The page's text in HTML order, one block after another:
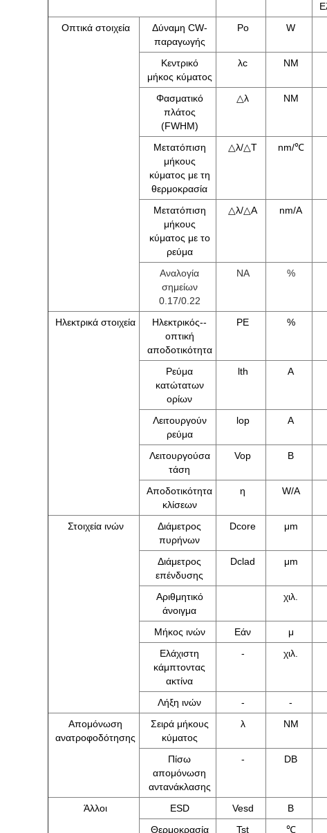
Οπτικά στοιχεία
Δύναμη CW-
παραγωγής
Po W
Κεντρικό
μήκος κύματος
λc NM
Φασματικό
πλάτος
(FWHM)
△λ NM
Μετατόπιση
μήκους
κύματος με τη
θερμοκρασία
△λ/△T nm/℃
Μετατόπιση
μήκους
κύματος με το
ρεύμα
△λ/△A nm/A
Αναλογία
σημείων
0.17/0.22
NA %
Ηλεκτρικά στοιχεία
Ηλεκτρικός--
οπτική
αποδοτικότητα
PE %
Ρεύμα
κατώτατων
ορίων
lth Α
Λειτουργούν
ρεύμα
lop Α
Λειτουργούσα
τάση
Vop Β
Αποδοτικότητα
κλίσεων
η W/A
Στοιχεία ινών
Διάμετρος
πυρήνων
Dcore μm
Διάμετρος
επένδυσης
Dclad μm
Αριθμητικό
άνοιγμα
χιλ.
Μήκος ινών Εάν μ
Ελάχιστη
κάμπτοντας
ακτίνα
- χιλ.
Λήξη ινών - -
Απομόνωση
ανατροφοδότησης
Σειρά μήκους
κύματος
λ NM
Πίσω
απομόνωση
αντανάκλασης
- DB
Άλλοι ESD Vesd Β
Θερμοκρασία
Tst ℃